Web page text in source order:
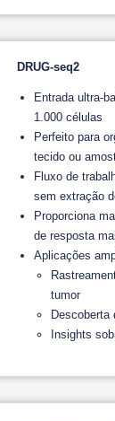
DRUG-seq2
Entrada ultra-
1.000 células
Perfeito para
tecido ou
Fluxo de
sem extração
Proporciona
de resposta
Aplicações
tumor
Descoberta
Insights